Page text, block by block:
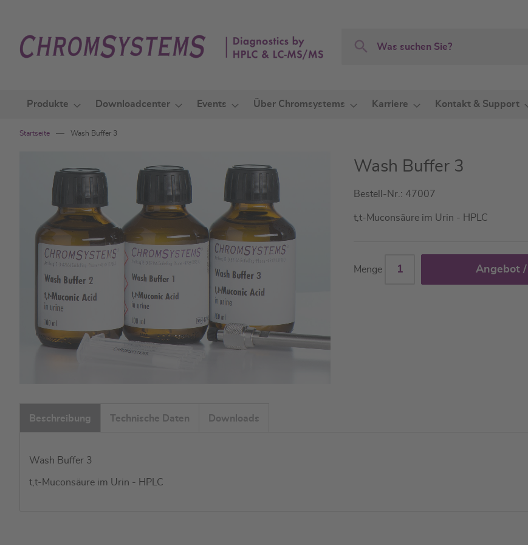
springen
Search
Produkte Downloadcenter Events Über Chromsystems Karriere Kontakt & Support
Startseite Wash Buffer 3
Bildgalerie
springen
Anfang
der
Wash Buffer 3
Bestell-Nr.: 47007
t,t-Muconsäure im Urin - HPLC
Menge Angebot
Beschreibung Technische Daten Downloads
Wash Buffer 3
t,t-Muconsäure im Urin - HPLC